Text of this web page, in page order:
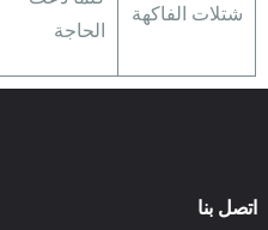
شتلات الفاكهة
الحاجة
اتصل بنا